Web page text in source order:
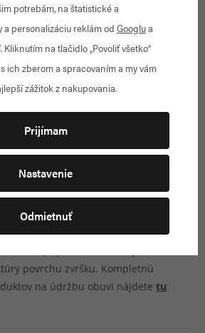
na druh kože.
pokiaľ je to možné a obuv vysušte
priamym slnečným žiarením a
v blízkosti zdroja tepla (radiátor,
obuvi je nutné pravidelne vyživovať
či iným prípravkom na výživu
zvoliť vhodný produkt na ošetrenie
kože (hladká, brúsená). Pri
povrchu zvršku. Kompletnú
na údržbu obuvi nájdete tu.
potrebám, na štatistické a
a personalizáciu reklám od Googlua
na tlačidlo „Povoliť všetko“
ich zberom a spracovaním a my vám
zážitok z nakupovania.
Prijímam
Nastavenie
Odmietnuť